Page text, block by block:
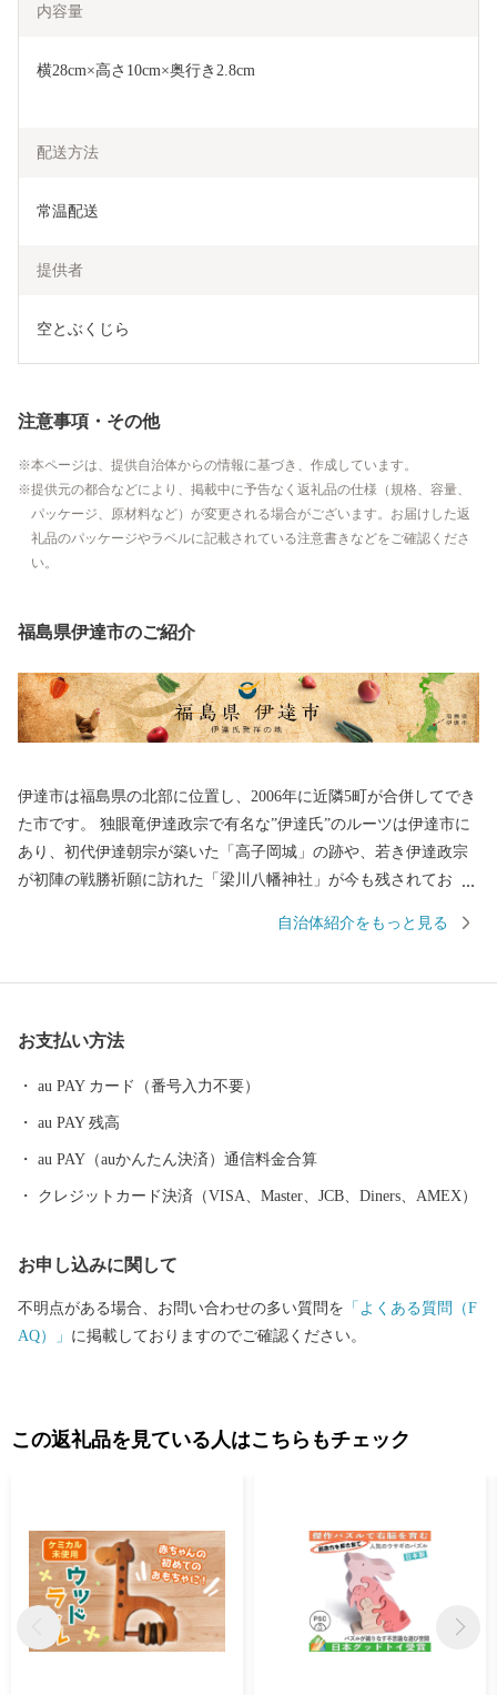
内容量
横28cm×高さ10cm×奥行き2.8cm
配送方法
常温配送
提供者
空とぶくじら
注意事項・その他
本ページは、提供自治体からの情報に基づき、作成しています。
提供元の都合などにより、掲載中に予告なく返礼品の仕様（規格、容量、
パッケージ、原材料など）が変更される場合がございます。お届けした返
礼品のパッケージやラベルに記載されている注意書きなどをご確認くださ
い。
福島県伊達市のご紹介
伊達市は福島県の北部に位置し、2006年に近隣5町が合併してでき
た市です。 独眼竜伊達政宗で有名な”伊達氏”のルーツは伊達市に
あり、初代伊達朝宗が築いた「高子岡城」の跡や、若き伊達政宗
が初陣の戦勝祈願に訪れた「梁川八幡神社」が今も残されてお
高低差がある盆地特有の地形で、果物がおいしく育ち、現在は名
であふれています。
自治体紹介をもっと見る
お支払い方法
au PAY カード（番号入力不要）
au PAY 残高
au PAY（auかんたん決済）通信料金合算
クレジットカード決済（VISA、Master、JCB、Diners、AMEX）
お申し込みに関して
不明点がある場合、お問い合わせの多い質問を 「よくある質問（F
AQ）」 に掲載しておりますのでご確認ください。
この返礼品を見ている人はこちらもチェック